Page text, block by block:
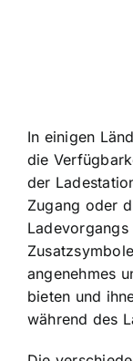
In einigen
die
der
Zugang oder
angenehmes
bieten und
während des